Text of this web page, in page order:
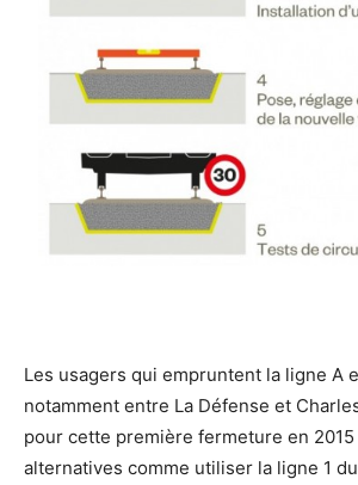
Les usagers qui empruntent la ligne A
notamment entre La Défense et
pour cette première fermeture en
alternatives comme utiliser la ligne 1